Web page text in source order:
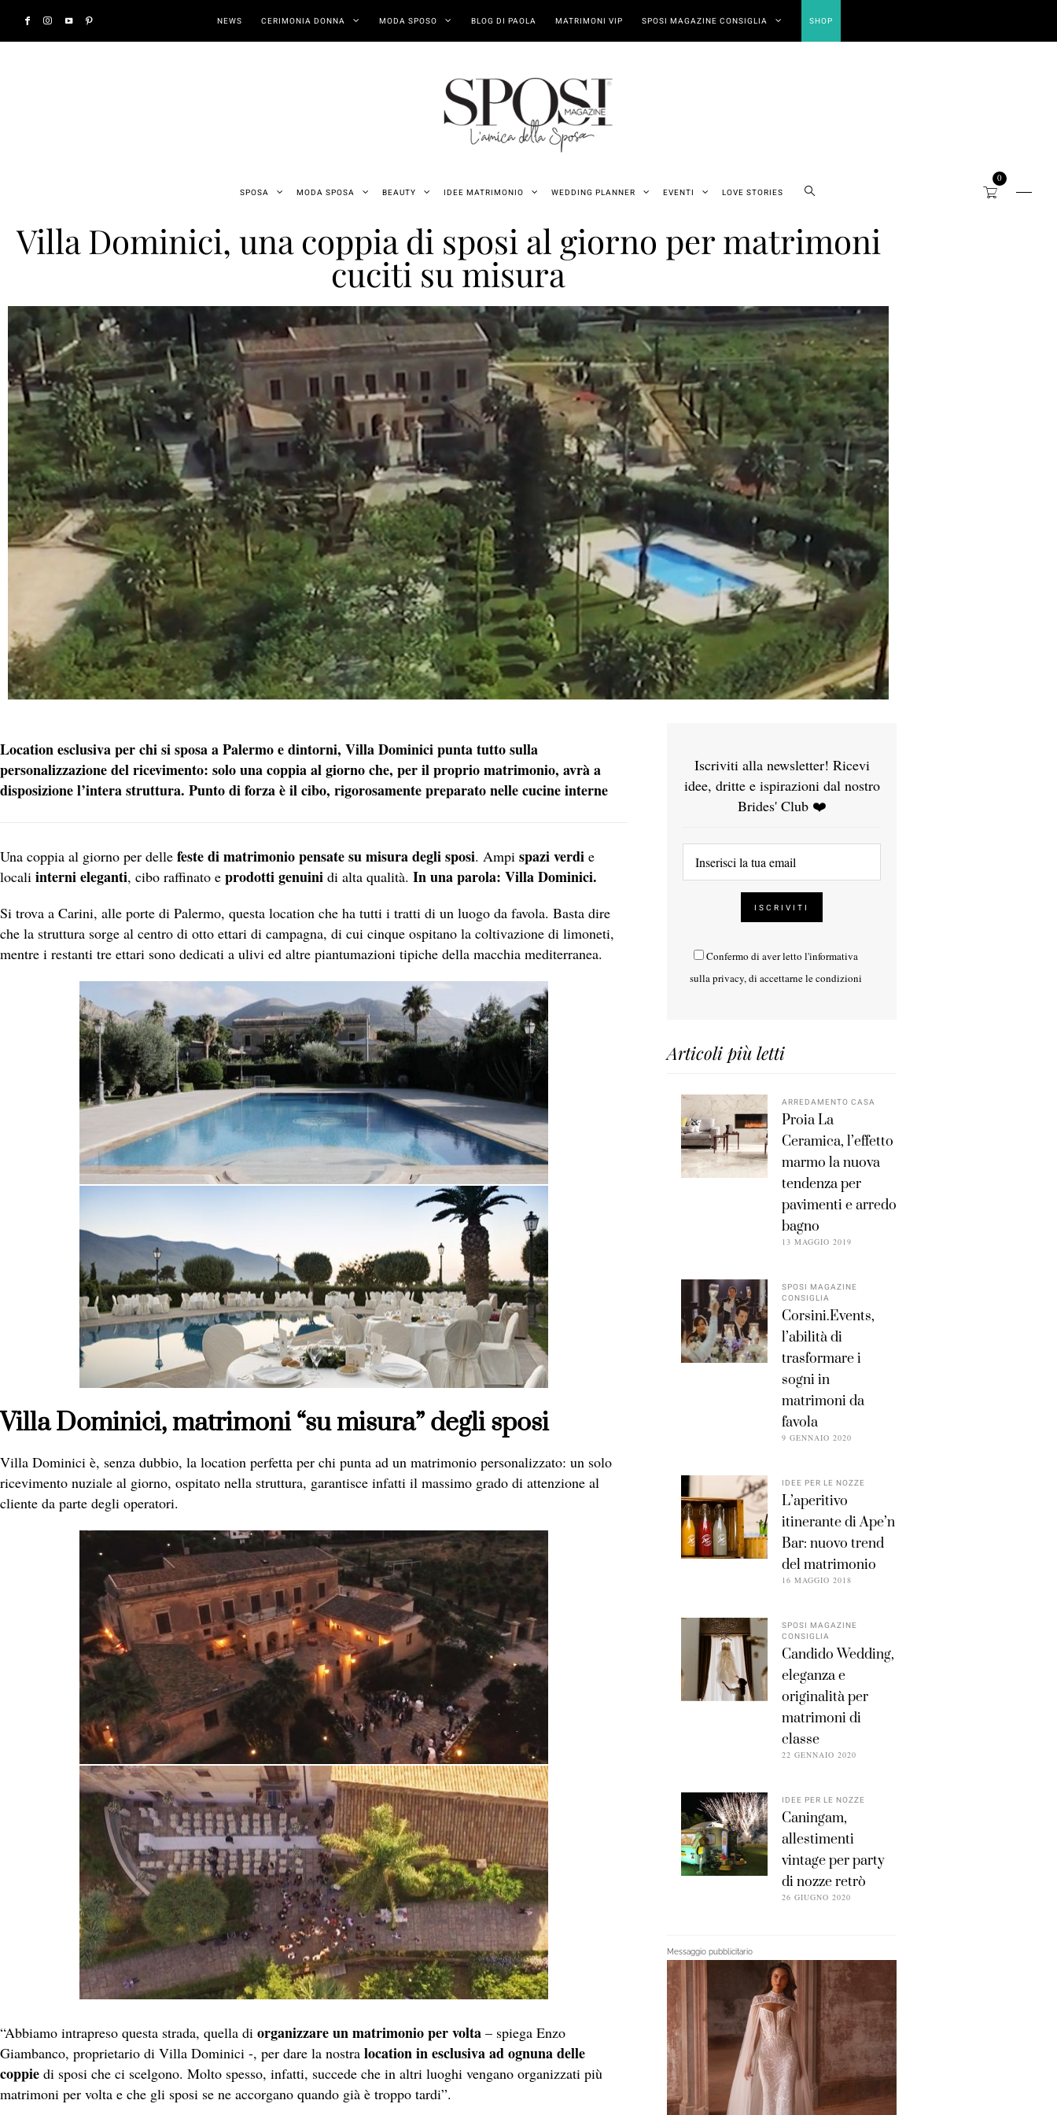
NEWS CERIMONIA DONNA MODA SPOSO BLOG DI PAOLA MATRIMONI VIP SPOSI MAGAZINE CONSIGLIA SHOP
SPOSA MODA SPOSA BEAUTY IDEE MATRIMONIO WEDDING PLANNER EVENTI LOVE STORIES
0
Villa Dominici, una coppia di sposi al giorno per matrimoni
cuciti su misura
Location esclusiva per chi si sposa a Palermo e dintorni, Villa Dominici punta tutto sulla
personalizzazione del ricevimento: solo una coppia al giorno che, per il proprio matrimonio, avrà a
disposizione l’intera struttura. Punto di forza è il cibo, rigorosamente preparato nelle cucine interne
Una coppia al giorno per delle feste di matrimonio pensate su misura degli sposi. Ampi spazi verdi e
locali interni eleganti, cibo raffinato e prodotti genuini di alta qualità. In una parola: Villa Dominici.
Si trova a Carini, alle porte di Palermo, questa location che ha tutti i tratti di un luogo da favola. Basta dire
che la struttura sorge al centro di otto ettari di campagna, di cui cinque ospitano la coltivazione di limoneti,
mentre i restanti tre ettari sono dedicati a ulivi ed altre piantumazioni tipiche della macchia mediterranea.
Villa Dominici, matrimoni “su misura” degli sposi
Villa Dominici è, senza dubbio, la location perfetta per chi punta ad un matrimonio personalizzato: un solo
ricevimento nuziale al giorno, ospitato nella struttura, garantisce infatti il massimo grado di attenzione al
cliente da parte degli operatori.
“Abbiamo intrapreso questa strada, quella di organizzare un matrimonio per volta – spiega Enzo
Giambanco, proprietario di Villa Dominici -, per dare la nostra location in esclusiva ad ognuna delle
coppie di sposi che ci scelgono. Molto spesso, infatti, succede che in altri luoghi vengano organizzati più
matrimoni per volta e che gli sposi se ne accorgano quando già è troppo tardi”.
Iscriviti alla newsletter! Ricevi
idee, dritte e ispirazioni dal nostro
Brides' Club ❤️
Confermo di aver letto l'informativa
sulla privacy, di accettarne le condizioni
Articoli più letti
ARREDAMENTO CASA
Proia La
Ceramica, l’effetto
marmo la nuova
tendenza per
pavimenti e arredo
bagno
13 MAGGIO 2019
SPOSI MAGAZINE
CONSIGLIA
Corsini.Events,
l’abilità di
trasformare i
sogni in
matrimoni da
favola
9 GENNAIO 2020
IDEE PER LE NOZZE
L’aperitivo
itinerante di Ape’n
Bar: nuovo trend
del matrimonio
16 MAGGIO 2018
SPOSI MAGAZINE
CONSIGLIA
Candido Wedding,
eleganza e
originalità per
matrimoni di
classe
22 GENNAIO 2020
IDEE PER LE NOZZE
Caningam,
allestimenti
vintage per party
di nozze retrò
26 GIUGNO 2020
Messaggio pubblicitario